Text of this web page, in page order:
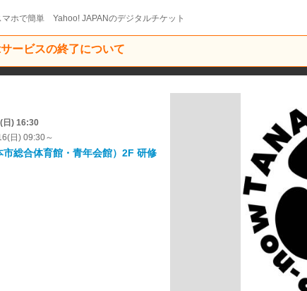
マホで簡単 Yahoo! JAPANのデジタルチケット
ービスの終了について
日) 16:30
日) 09:30～
総合体育館・青年会館）2F 研修